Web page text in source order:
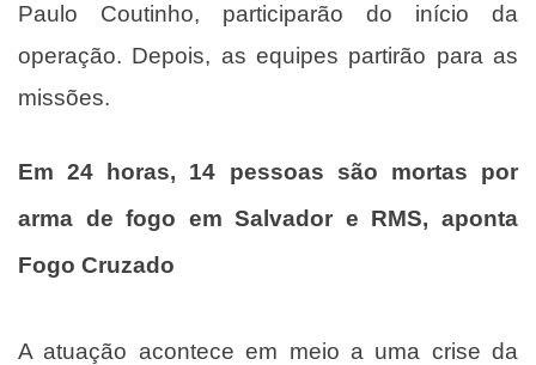
Paulo Coutinho, participarão do início da
operação. Depois, as equipes partirão para as
missões.
Em 24 horas, 14 pessoas são mortas por
arma de fogo em Salvador e RMS, aponta
Fogo Cruzado
A atuação acontece em meio a uma crise da